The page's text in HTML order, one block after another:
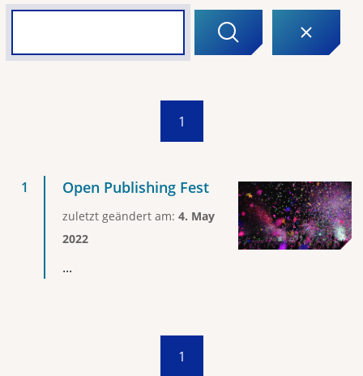
1
Open Publishing Fest
zuletzt geändert am: 4. May
2022
...
1